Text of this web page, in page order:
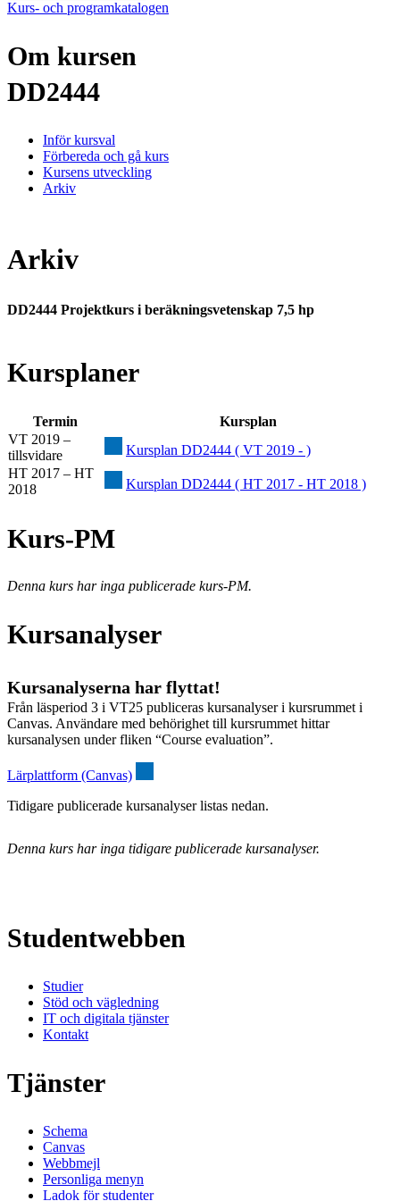
Kurs- och programkatalogen
Om kursen
DD2444
Inför kursval
Förbereda och gå kurs
Kursens utveckling
Arkiv
Arkiv
DD2444 Projektkurs i beräkningsvetenskap 7,5 hp
Kursplaner
Termin
Kursplan
VT 2019 –
tillsvidare
Kursplan DD2444 ( VT 2019 - )
HT 2017 – HT
2018
Kursplan DD2444 ( HT 2017 - HT 2018 )
Kurs-PM
Denna kurs har inga publicerade kurs-PM.
Kursanalyser
Kursanalyserna har flyttat!
Från läsperiod 3 i VT25 publiceras kursanalyser i kursrummet i
Canvas. Användare med behörighet till kursrummet hittar
kursanalysen under fliken “Course evaluation”.
Lärplattform (Canvas)
Tidigare publicerade kursanalyser listas nedan.
Denna kurs har inga tidigare publicerade kursanalyser.
Studentwebben
Studier
Stöd och vägledning
IT och digitala tjänster
Kontakt
Tjänster
Schema
Canvas
Webbmejl
Personliga menyn
Ladok för studenter